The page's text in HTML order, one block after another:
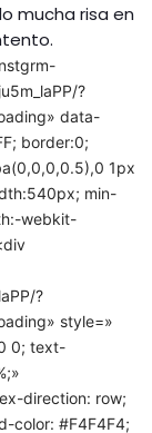
mucha risa en
?
data-
border:0;
1px
min-
webkit-
?
style=»
0; text-
direction: row;
color: #F4F4F4;